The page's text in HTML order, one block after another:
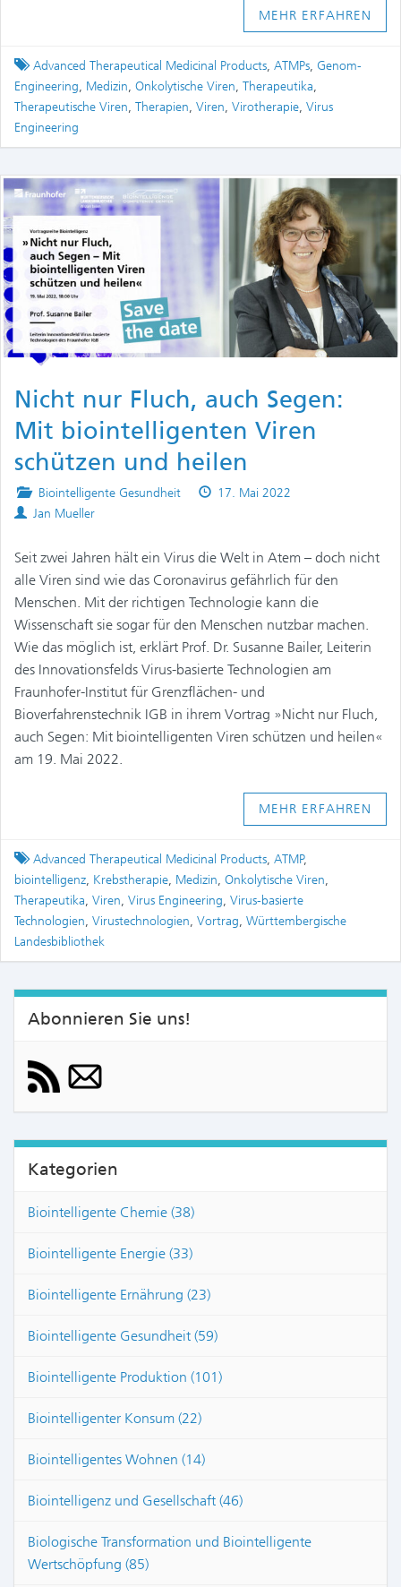
MEHR ERFAHREN
Tagged
Advanced Therapeutical Medicinal Products, ATMPs, Genom-
Engineering, Medizin, Onkolytische Viren, Therapeutika,
Therapeutische Viren, Therapien, Viren, Virotherapie, Virus
Engineering
Nicht nur Fluch, auch Segen:
Mit biointelligenten Viren
schützen und heilen
Posted
in
Biointelligente Gesundheit
Published
17. Mai 2022
Authors
Jan Mueller
Seit zwei Jahren hält ein Virus die Welt in Atem – doch nicht
alle Viren sind wie das Coronavirus gefährlich für den
Menschen. Mit der richtigen Technologie kann die
Wissenschaft sie sogar für den Menschen nutzbar machen.
Wie das möglich ist, erklärt Prof. Dr. Susanne Bailer, Leiterin
des Innovationsfelds Virus-basierte Technologien am
Fraunhofer-Institut für Grenzflächen- und
Bioverfahrenstechnik IGB in ihrem Vortrag »Nicht nur Fluch,
auch Segen: Mit biointelligenten Viren schützen und heilen«
am 19. Mai 2022.
MEHR ERFAHREN
Tagged
Advanced Therapeutical Medicinal Products, ATMP,
biointelligenz, Krebstherapie, Medizin, Onkolytische Viren,
Therapeutika, Viren, Virus Engineering, Virus-basierte
Technologien, Virustechnologien, Vortrag, Württembergische
Landesbibliothek
Abonnieren Sie uns!
Kategorien
Biointelligente Chemie (38)
Biointelligente Energie (33)
Biointelligente Ernährung (23)
Biointelligente Gesundheit (59)
Biointelligente Produktion (101)
Biointelligenter Konsum (22)
Biointelligentes Wohnen (14)
Biointelligenz und Gesellschaft (46)
Biologische Transformation und Biointelligente
Wertschöpfung (85)